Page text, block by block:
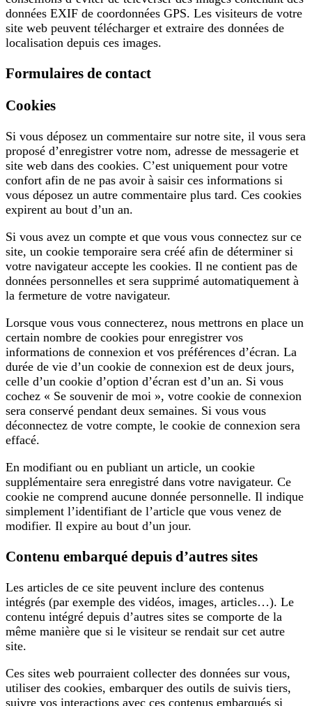
données EXIF de coordonnées GPS. Les visiteurs de votre
site web peuvent télécharger et extraire des données de
localisation depuis ces images.
Formulaires de contact
Cookies
Si vous déposez un commentaire sur notre site, il vous sera
proposé d’enregistrer votre nom, adresse de messagerie et
site web dans des cookies. C’est uniquement pour votre
confort afin de ne pas avoir à saisir ces informations si
vous déposez un autre commentaire plus tard. Ces cookies
expirent au bout d’un an.
Si vous avez un compte et que vous vous connectez sur ce
site, un cookie temporaire sera créé afin de déterminer si
votre navigateur accepte les cookies. Il ne contient pas de
données personnelles et sera supprimé automatiquement à
la fermeture de votre navigateur.
Lorsque vous vous connecterez, nous mettrons en place un
certain nombre de cookies pour enregistrer vos
informations de connexion et vos préférences d’écran. La
durée de vie d’un cookie de connexion est de deux jours,
celle d’un cookie d’option d’écran est d’un an. Si vous
cochez « Se souvenir de moi », votre cookie de connexion
sera conservé pendant deux semaines. Si vous vous
déconnectez de votre compte, le cookie de connexion sera
effacé.
En modifiant ou en publiant un article, un cookie
supplémentaire sera enregistré dans votre navigateur. Ce
cookie ne comprend aucune donnée personnelle. Il indique
simplement l’identifiant de l’article que vous venez de
modifier. Il expire au bout d’un jour.
Contenu embarqué depuis d’autres sites
Les articles de ce site peuvent inclure des contenus
intégrés (par exemple des vidéos, images, articles…). Le
contenu intégré depuis d’autres sites se comporte de la
même manière que si le visiteur se rendait sur cet autre
site.
Ces sites web pourraient collecter des données sur vous,
utiliser des cookies, embarquer des outils de suivis tiers,
suivre vos interactions avec ces contenus embarqués si